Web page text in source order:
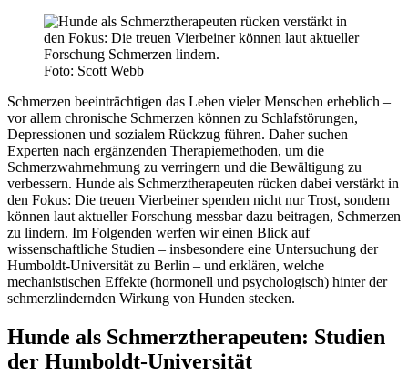
Foto: Scott Webb
Schmerzen beeinträchtigen das Leben vieler Menschen erheblich –
vor allem chronische Schmerzen können zu Schlafstörungen,
Depressionen und sozialem Rückzug führen. Daher suchen
Experten nach ergänzenden Therapiemethoden, um die
Schmerzwahrnehmung zu verringern und die Bewältigung zu
verbessern. Hunde als Schmerztherapeuten rücken dabei verstärkt in
den Fokus: Die treuen Vierbeiner spenden nicht nur Trost, sondern
können laut aktueller Forschung messbar dazu beitragen, Schmerzen
zu lindern. Im Folgenden werfen wir einen Blick auf
wissenschaftliche Studien – insbesondere eine Untersuchung der
Humboldt-Universität zu Berlin – und erklären, welche
mechanistischen Effekte (hormonell und psychologisch) hinter der
schmerzlindernden Wirkung von Hunden stecken.
Hunde als Schmerztherapeuten: Studien
der Humboldt-Universität